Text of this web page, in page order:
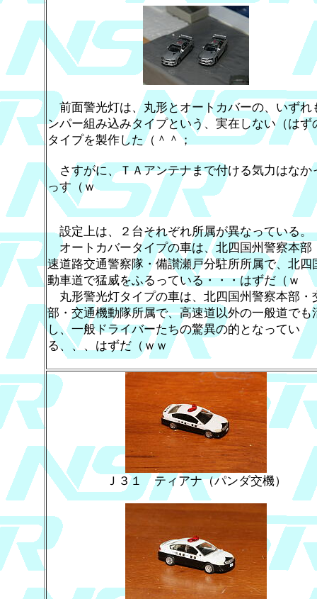
前面警光灯は、丸形とオートカバーの、いずれ
ンパー組み込みタイプという、実在しない（はず
タイプを製作した（＾＾；
さすがに、ＴＡアンテナまで付ける気力はなか
っす（ｗ
設定上は、２台それぞれ所属が異なっている。
オートカバータイプの車は、北四国州警察本部
速道路交通警察隊・備讃瀬戸分駐所所属で、北四
動車道で猛威をふるっている・・・はずだ（ｗ
丸形警光灯タイプの車は、北四国州警察本部・
部・交通機動隊所属で、高速道以外の一般道でも
し、一般ドライバーたちの驚異の的となってい
る、、、はずだ（ｗｗ
Ｊ３１ ティアナ（パンダ交機）